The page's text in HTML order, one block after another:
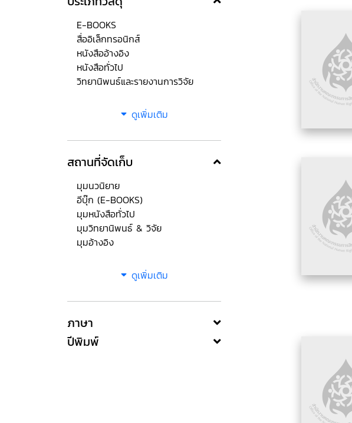
E-BOOKS
สื่ออิเล็กทรอนิกส์
หนังสืออ้างอิง
หนังสือทั่วไป
วิทยานิพนธ์และรายงานการวิจัย
ดูเพิ่มเติม
สถานที่จัดเก็บ
มุมนวนิยาย
อีบุ๊ก (E-BOOKS)
มุมหนังสือทั่วไป
มุมวิทยานิพนธ์ & วิจัย
มุมอ้างอิง
ดูเพิ่มเติม
ภาษา
ปีพิมพ์